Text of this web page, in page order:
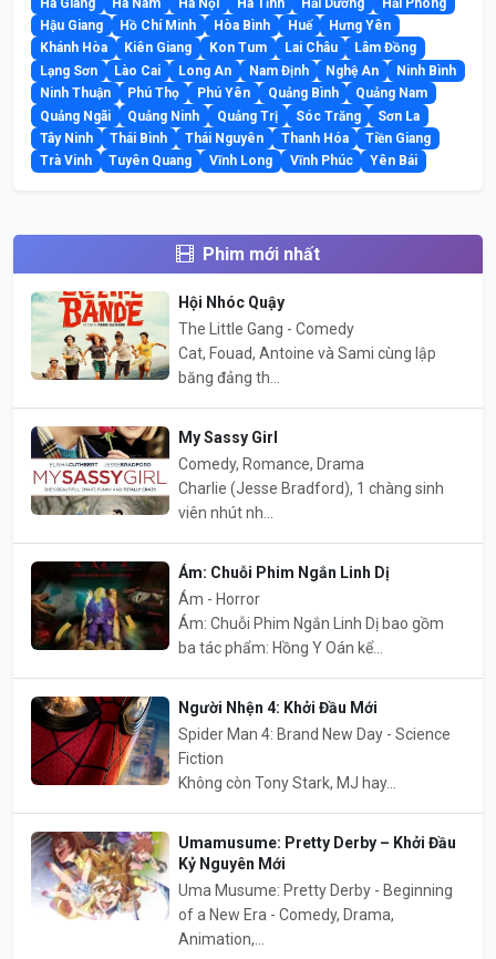
Hậu Giang
Hồ Chí Minh Hòa Bình Huế
Hưng Yên
Khánh Hòa
Kiên Giang Kon Tum Lai Châu
Lâm Đồng
Lạng Sơn
Lào Cai Long An Nam Định Nghệ An
Ninh Bình
Ninh Thuận
Phú Thọ Phú Yên Quảng Bình
Quảng Nam
Quảng Ngãi
Quảng Ninh Quảng Trị Sóc Trăng
Sơn La
Tây Ninh
Thái Bình Thái Nguyên Thanh Hóa
Tiền Giang
Trà Vinh
Tuyên Quang Vĩnh Long Vĩnh Phúc Yên Bái
Phim mới nhất
Hội Nhóc Quậy
The Little Gang - Comedy
Cat, Fouad, Antoine và Sami cùng lập
băng đảng th...
My Sassy Girl
Comedy, Romance, Drama
Charlie (Jesse Bradford), 1 chàng sinh
viên nhút nh...
Ám: Chuỗi Phim Ngắn Linh Dị
Ám - Horror
Ám: Chuỗi Phim Ngắn Linh Dị bao gồm
ba tác phẩm: Hồng Y Oán kể...
Người Nhện 4: Khởi Đầu Mới
Spider Man 4: Brand New Day - Science
Fiction
Không còn Tony Stark, MJ hay...
Umamusume: Pretty Derby – Khởi Đầu
Kỷ Nguyên Mới
Uma Musume: Pretty Derby - Beginning
of a New Era - Comedy, Drama,
Animation,...